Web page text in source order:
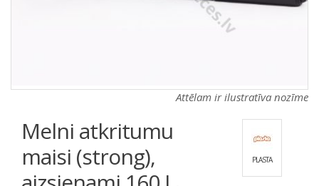
Attēlam ir ilustratīva nozīme
Melni atkritumu
maisi (strong),
PLASTA